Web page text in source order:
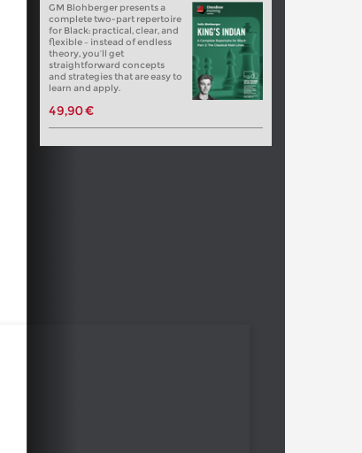
GM Blohberger presents a
complete two-part repertoire
for Black: practical, clear, and
flexible – instead of endless
theory, you’ll get
straightforward concepts
and strategies that are easy to
learn and apply.
49,90 €